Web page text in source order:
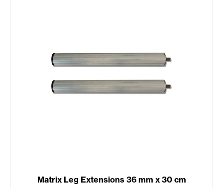
Matrix Leg Extensions 36 mm x 30 cm